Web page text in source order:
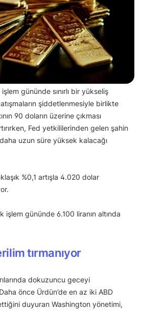
gününde sınırlı bir yükseliş
şiddetlenmesiyle birlikte
90 doların üzerine çıkması
Fed yetkililerinden gelen şahin
uzun süre yüksek kalacağı
%0,1 artışla 4.020 dolar
işlem gününde 6.100 liranın altında
tırmanıyor
dokuzuncu geceyi
Daha önce Ürdün’de en az iki ABD
duyuran Washington yönetimi,